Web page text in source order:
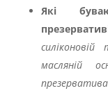
Які
масляній